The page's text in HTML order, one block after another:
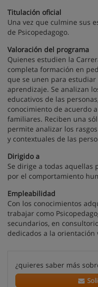
Titulación oficial
Una vez que culmine sus
de Psicopedagogo.
Valoración del programa
Quienes estudien la
completa formación en
que se unen para
aprendizaje. Se analizan
educativos de las
conocimiento de acuerdo
familiares. Reciben una
permite analizar los
y contextuales de las
Dirigido a
Se dirige a todas aquellas
por el comportamiento
Empleabilidad
Con los conocimientos
trabajar como
secundarios, en
dedicados a la orientación
¿quieres saber más